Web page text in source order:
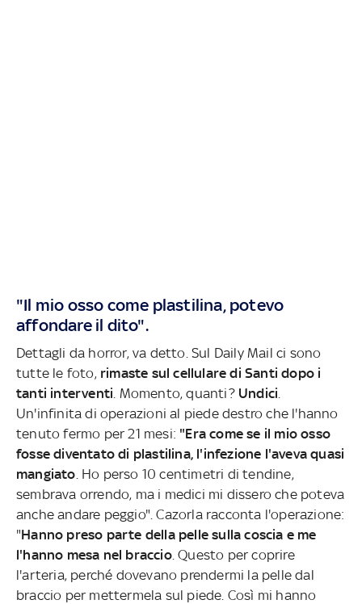
"Il mio osso come plastilina, potevo
affondare il dito".
Dettagli da horror, va detto. Sul Daily Mail ci sono
tutte le foto, rimaste sul cellulare di Santi dopo i
tanti interventi . Momento, quanti? Undici
Un'infinita di operazioni al piede destro che l'hanno
tenuto fermo per 21 mesi: "Era come se il mio osso
fosse diventato di plastilina, l'infezione l'aveva quasi
mangiato . Ho perso 10 centimetri di tendine,
sembrava orrendo, ma i medici mi dissero che poteva
anche andare peggio". Cazorla racconta l'operazione:
"Hanno preso parte della pelle sulla coscia e me
l'hanno mesa nel braccio. Questo per coprire
l'arteria, perché dovevano prendermi la pelle dal
braccio per mettermela sul piede. Così mi hanno